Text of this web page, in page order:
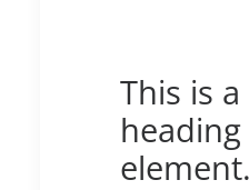
This is
heading
element.